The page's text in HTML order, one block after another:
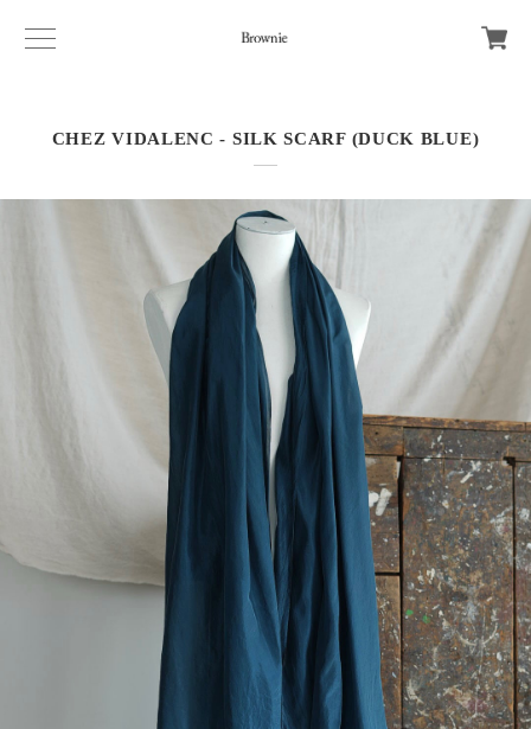
CHEZ VIDALENC - SILK SCARF (DUCK BLUE)